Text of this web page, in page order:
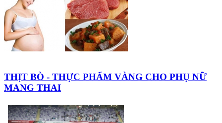
THỊT BÒ - THỰC PHẨM VÀNG CHO PHỤ NỮ
MANG THAI